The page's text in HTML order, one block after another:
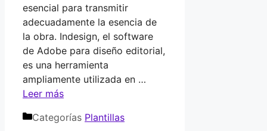
esencial para transmitir
adecuadamente la esencia de
la obra. Indesign, el software
de Adobe para diseño editorial,
es una herramienta
ampliamente utilizada en …
Leer más
Categorías Plantillas